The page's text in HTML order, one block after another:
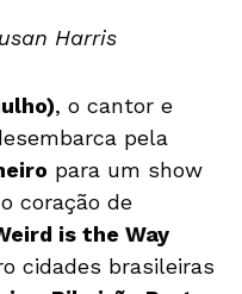
Harris
, o cantor e
pela
para um show
coração de
is the Way
cidades brasileiras